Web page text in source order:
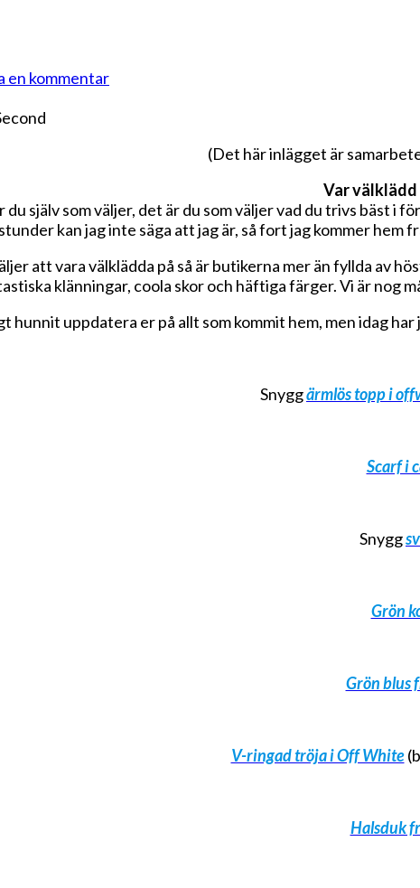
en kommentar
i
(Det här inlägget är
Var
du själv som väljer, det är du som väljer vad du trivs bäst i
kan jag inte säga att jag är, så fort jag kommer hem
att vara välklädda på så är butikerna mer än fyllda av
klänningar, coola skor och häftiga färger. Vi är nog
hunnit uppdatera er på allt som kommit hem, men idag
Snyggärmlös topp i
Scarf i
Snygg
Grön
Grön blus
V-ringad tröja i Off White
Halsduk